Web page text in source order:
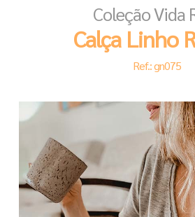
Coleção Vida
Calça Linho
Ref.: gn075